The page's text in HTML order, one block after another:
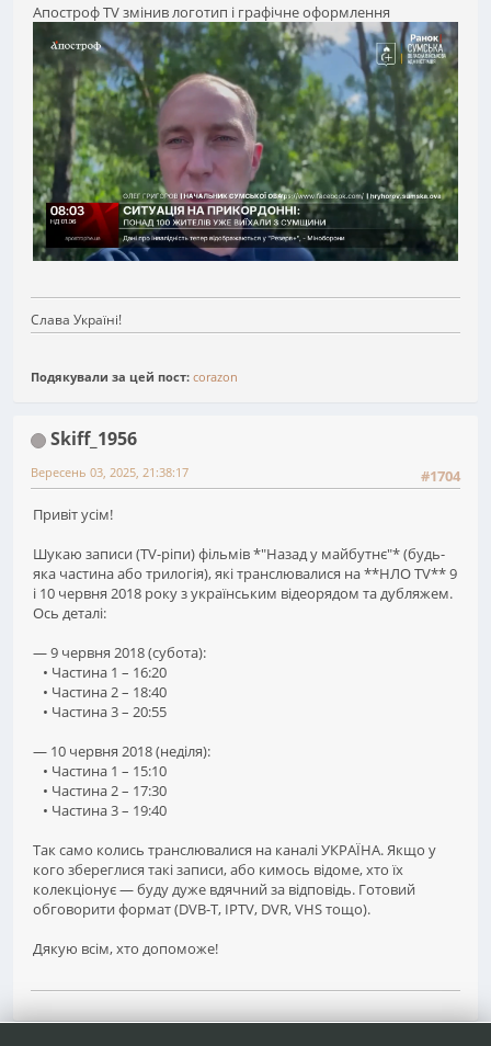
Апостроф TV змінив логотип і графічне оформлення
Слава Україні!
Подякували за цей пост: corazon
Skiff_1956
#1704
Вересень 03, 2025, 21:38:17
Привіт усім!
Шукаю записи (TV-ріпи) фільмів *"Назад у майбутнє"* (будь-
яка частина або трилогія), які транслювалися на **НЛО TV** 9
і 10 червня 2018 року з українським відеорядом та дубляжем.
Ось деталі:
— 9 червня 2018 (субота):
• Частина 1 – 16:20
• Частина 2 – 18:40
• Частина 3 – 20:55
— 10 червня 2018 (неділя):
• Частина 1 – 15:10
• Частина 2 – 17:30
• Частина 3 – 19:40
Так само колись транслювалися на каналі УКРАЇНА. Якщо у
кого збереглися такі записи, або кимось відоме, хто їх
колекціонує — буду дуже вдячний за відповідь. Готовий
обговорити формат (DVB-T, IPTV, DVR, VHS тощо).
Дякую всім, хто допоможе!